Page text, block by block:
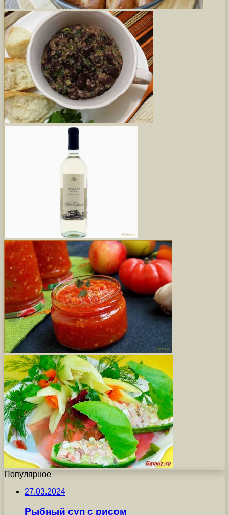
Популярное
27.03.2024
Рыбный суп с рисом